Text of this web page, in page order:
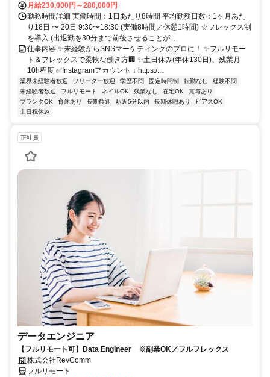
月給230,000円～280,000円
勤務時間詳細 実働時間：1日あたり8時間 平均勤務日数：1ヶ月あた
り18日 〜 20日 9:30〜18:30 (実働8時間／休憩1時間) ☆フレックス制
を導入 (出退勤を30分まで前後させることが...
仕事内容 ✨未経験からSNSマーケティングのプロに！ ✨フルリモー
ト＆フレックスで柔軟な働き方🏢 ✨土日休み(年休130日)、残業月
10h程度 ✅Instagramアカウント ↓ https:/...
業界未経験者歓迎 フリーター歓迎 学歴不問 固定時間制 転勤なし
経験不問
未経験者歓迎
フルリモート ネイルOK 残業なし 在宅OK
賞与あり
ブランクOK
育休あり 長期歓迎 駅近5分以内 長期休暇あり
ピアスOK
土日祝休み
正社員
データエンジニア
【フルリモート可】Data Engineer ※副業OK／フルフレックス
株式会社RevComm
フルリモート